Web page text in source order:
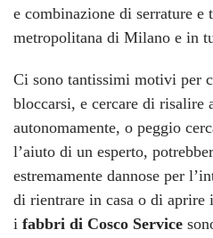
e combinazione di serrature e
metropolitana di Milano e in
Ci sono tantissimi motivi per
bloccarsi, e cercare di risalire
autonomamente, o peggio
l’aiuto di un esperto,
estremamente dannose per
di rientrare in casa o di
i fabbri di Cosco Service